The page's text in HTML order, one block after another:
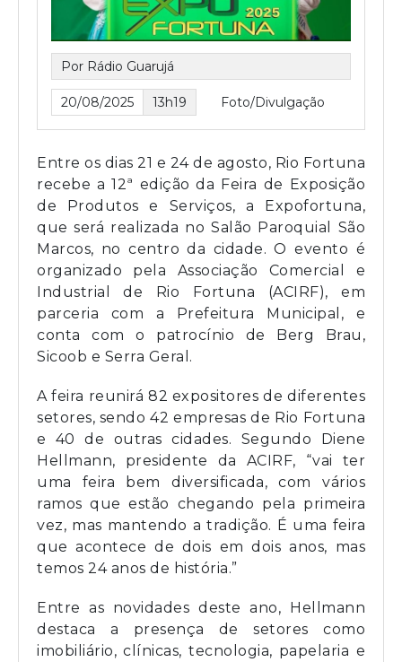
Por Rádio Guarujá
20/08/2025 13h19 Foto/Divulgação
Entre os dias 21 e 24 de agosto, Rio Fortuna
recebe a 12ª edição da Feira de Exposição
de Produtos e Serviços, a Expofortuna,
que será realizada no Salão Paroquial São
Marcos, no centro da cidade. O evento é
organizado pela Associação Comercial e
Industrial de Rio Fortuna (ACIRF), em
parceria com a Prefeitura Municipal, e
conta com o patrocínio de Berg Brau,
Sicoob e Serra Geral.
A feira reunirá 82 expositores de diferentes
setores, sendo 42 empresas de Rio Fortuna
e 40 de outras cidades. Segundo Diene
Hellmann, presidente da ACIRF, “vai ter
uma feira bem diversificada, com vários
ramos que estão chegando pela primeira
vez, mas mantendo a tradição. É uma feira
que acontece de dois em dois anos, mas
temos 24 anos de história.”
Entre as novidades deste ano, Hellmann
destaca a presença de setores como
imobiliário, clínicas, tecnologia, papelaria e